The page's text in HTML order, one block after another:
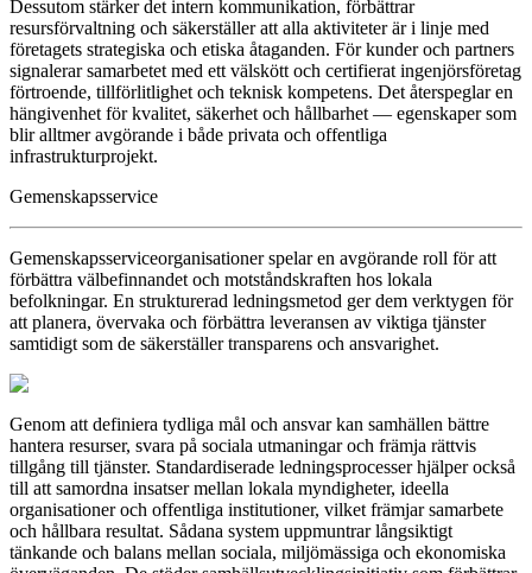
Dessutom stärker det intern kommunikation, förbättrar
resursförvaltning och säkerställer att alla aktiviteter är i linje med
företagets strategiska och etiska åtaganden. För kunder och partners
signalerar samarbetet med ett välskött och certifierat ingenjörsföretag
förtroende, tillförlitlighet och teknisk kompetens. Det återspeglar en
hängivenhet för kvalitet, säkerhet och hållbarhet — egenskaper som
blir alltmer avgörande i både privata och offentliga
infrastrukturprojekt.
Gemenskapsservice
Gemenskapsserviceorganisationer spelar en avgörande roll för att
förbättra välbefinnandet och motståndskraften hos lokala
befolkningar. En strukturerad ledningsmetod ger dem verktygen för
att planera, övervaka och förbättra leveransen av viktiga tjänster
samtidigt som de säkerställer transparens och ansvarighet.
Genom att definiera tydliga mål och ansvar kan samhällen bättre
hantera resurser, svara på sociala utmaningar och främja rättvis
tillgång till tjänster. Standardiserade ledningsprocesser hjälper också
till att samordna insatser mellan lokala myndigheter, ideella
organisationer och offentliga institutioner, vilket främjar samarbete
och hållbara resultat. Sådana system uppmuntrar långsiktigt
tänkande och balans mellan sociala, miljömässiga och ekonomiska